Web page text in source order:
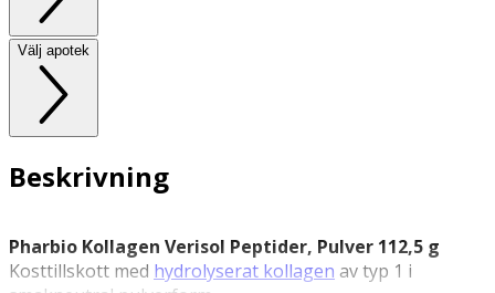
Välj apotek
Beskrivning
Pharbio Kollagen Verisol Peptider, Pulver 112,5 g
Kosttillskott med hydrolyserat kollagen av typ 1 i